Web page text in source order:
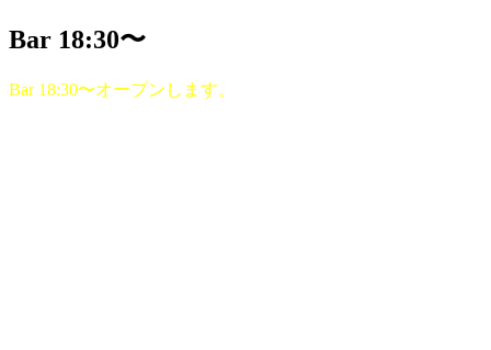
Bar 18:30〜
Bar 18:30〜オープンします。